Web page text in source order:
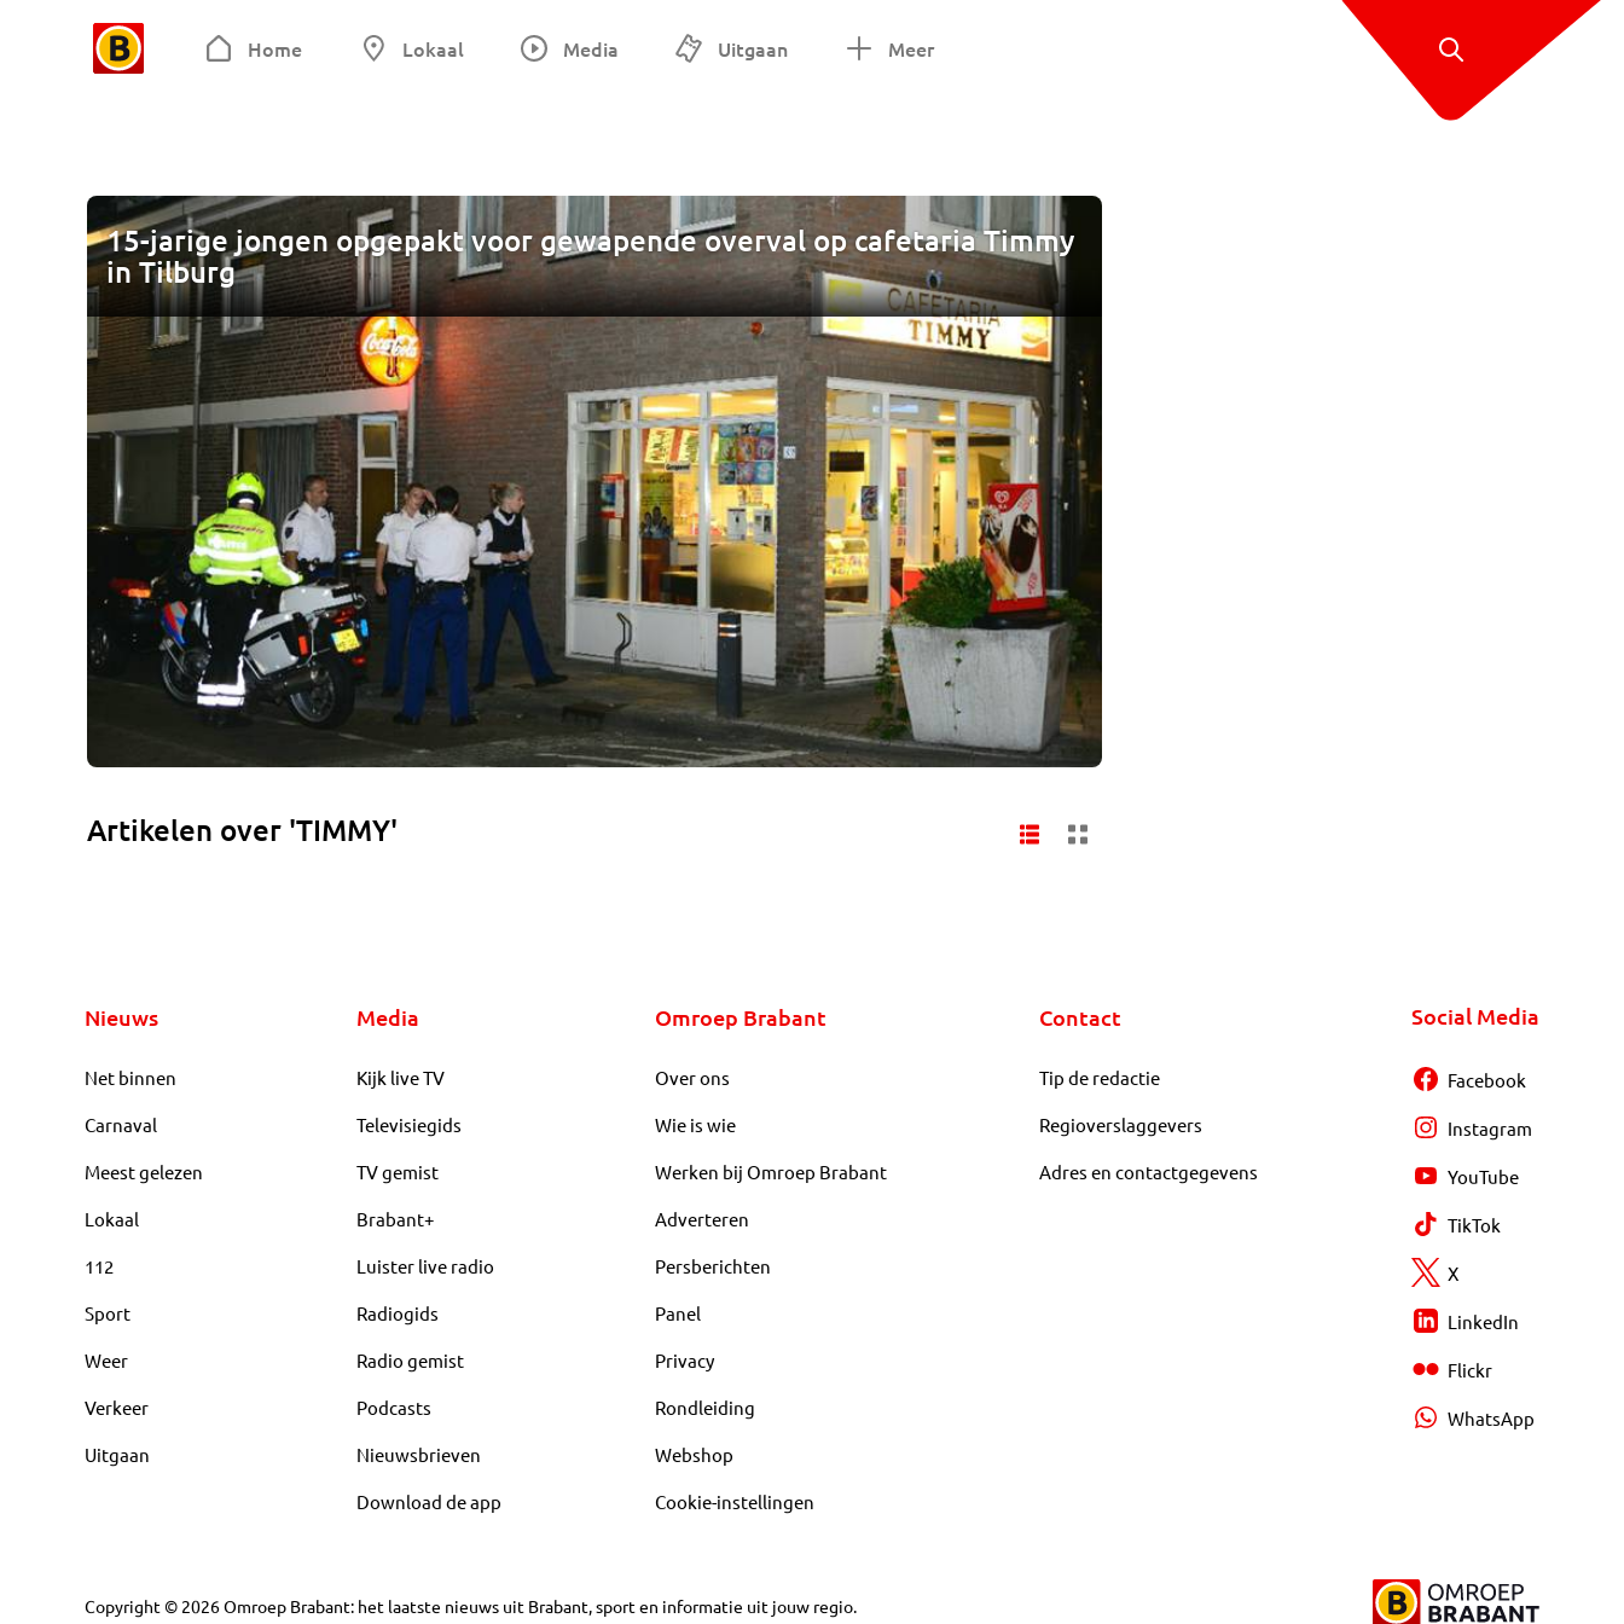
Home Lokaal Media Uitgaan Meer
15-jarige jongen opgepakt voor gewapende overval op cafetaria Timmy
in Tilburg
Artikelen over 'TIMMY'
Nieuws
Net binnen
Carnaval
Meest gelezen
Lokaal
112
Sport
Weer
Verkeer
Uitgaan
Media
Kijk live TV
Televisiegids
TV gemist
Brabant+
Luister live radio
Radiogids
Radio gemist
Podcasts
Nieuwsbrieven
Download de app
Omroep Brabant
Over ons
Wie is wie
Werken bij Omroep Brabant
Adverteren
Persberichten
Panel
Privacy
Rondleiding
Webshop
Cookie-instellingen
Contact
Tip de redactie
Regioverslaggevers
Adres en contactgegevens
Social Media
Facebook
Instagram
YouTube
TikTok
X
LinkedIn
Flickr
WhatsApp
Copyright © 2026Omroep Brabant: het laatste nieuws uit Brabant, sport en informatie uit jouw regio.